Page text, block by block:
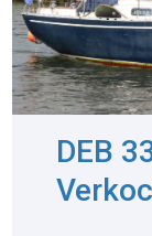
DEB